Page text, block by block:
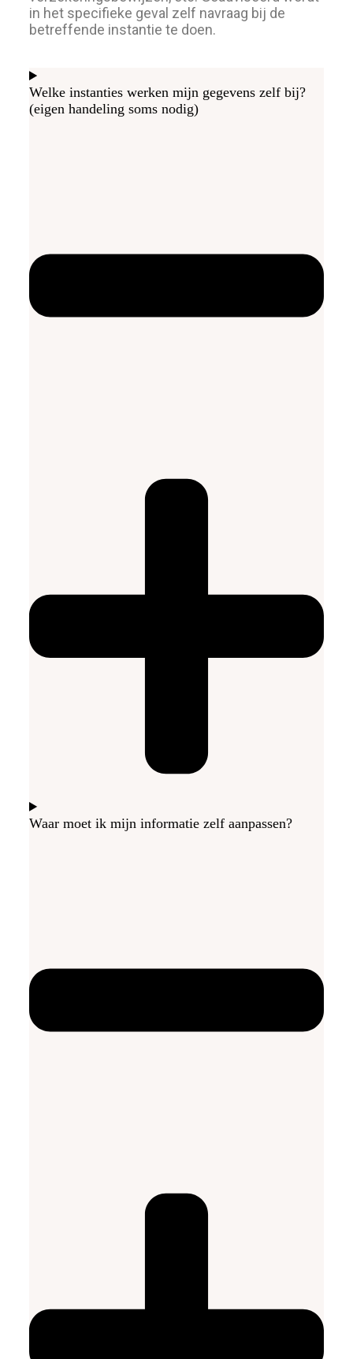
in het specifieke geval zelf navraag bij de
betreffende instantie te doen.
Welke instanties werken mijn gegevens zelf bij?
(eigen handeling soms nodig)
Waar moet ik mijn informatie zelf aanpassen?